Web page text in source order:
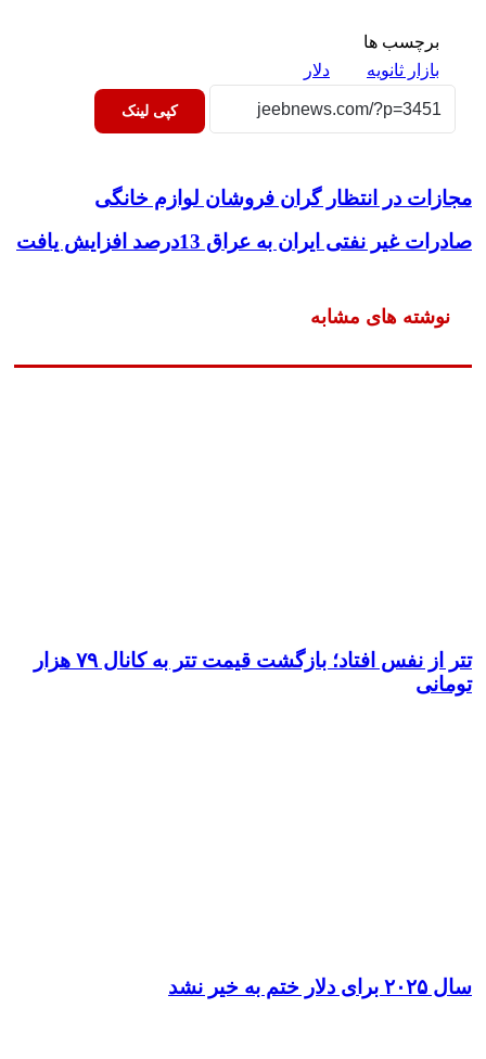
برچسب ها
بازار ثانویه
دلار
کپی لینک
مجازات در انتظار گران فروشان لوازم خانگی
صادرات غیر نفتی ایران به عراق 13درصد افزایش یافت
نوشته های مشابه
تتر از نفس افتاد؛ بازگشت قیمت تتر به کانال ۷۹ هزار
تومانی
سال ۲۰۲۵ برای دلار ختم به خیر نشد